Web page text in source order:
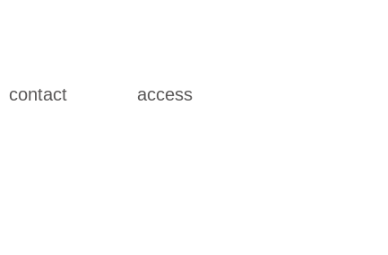
contact access